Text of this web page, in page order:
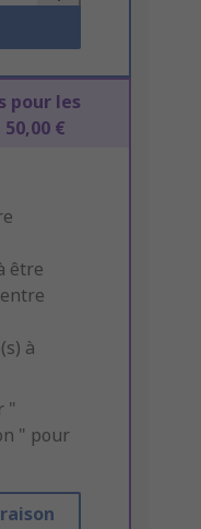
pour les
€
être
à
"
" pour